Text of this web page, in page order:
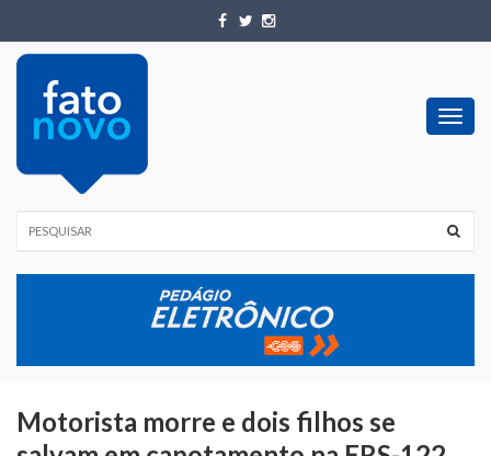
Motorista morre e dois filhos se